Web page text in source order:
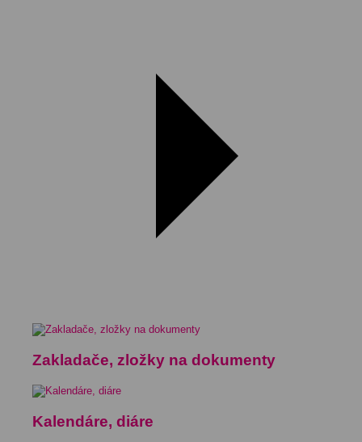
Zakladače, zložky na dokumenty
Kalendáre, diáre